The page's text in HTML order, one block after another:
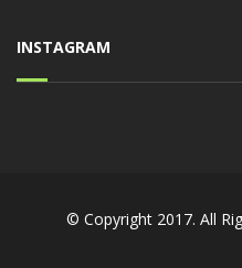
INSTAGRAM
© Copyright 2017. All